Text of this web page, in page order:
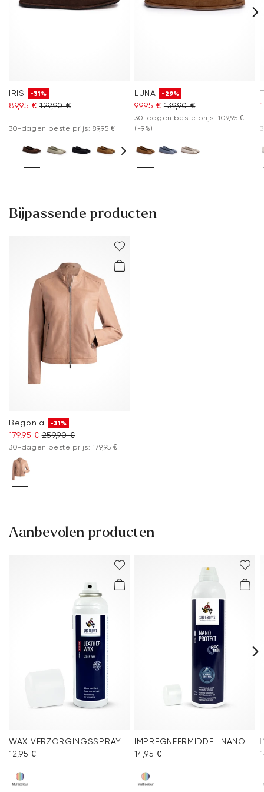
IRIS -31%
89,95 € 129,90 €
30-dagen beste prijs: 89,95 €
LUNA -29%
99,95 € 139,90 €
30-dagen beste prijs: 109,95 €
(-9%)
Bijpassende producten
Begonia -31%
179,95 € 259,90 €
30-dagen beste prijs: 179,95 €
Aanbevolen producten
WAX VERZORGINGSSPRAY
12,95 €
IMPREGNEERMIDDEL NANO PROTECT SPRAY
14,95 €